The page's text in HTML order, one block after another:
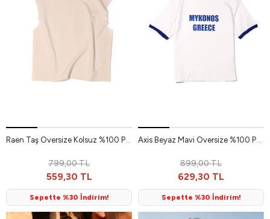
Raen Taş Oversize Kolsuz %100 Pamuk Erkek Tshirt
799,00 TL
559,30 TL
Sepette %30 İndirim!
Axis Beyaz Mavi Oversize %100 Pamuk Erkek Tshirt
899,00 TL
629,30 TL
Sepette %30 İndirim!